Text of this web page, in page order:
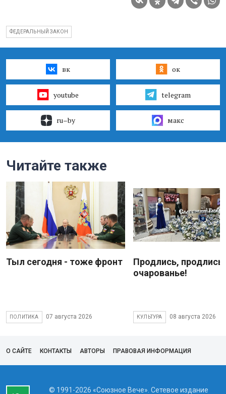
ФЕДЕРАЛЬНЫЙ ЗАКОН
вк ок
youtube telegram
ru–by макс
Читайте также
Тыл сегодня - тоже фронт
ПОЛИТИКА 07 августа 2026
Продлись, продлись
очарованье!
КУЛЬТУРА 08 августа 2026
О САЙТЕ КОНТАКТЫ АВТОРЫ ПРАВОВАЯ ИНФОРМАЦИЯ
© 1991-2026 «Союзное Вече». Сетевое издание